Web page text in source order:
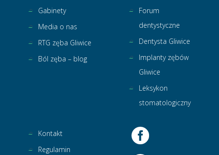
Gabinety
Media o nas
RTG zęba Gliwice
Ból zęba – blog
Forum
dentystyczne
Dentysta Gliwice
Implanty zębów
Gliwice
Leksykon
stomatologiczny
Kontakt
Regulamin